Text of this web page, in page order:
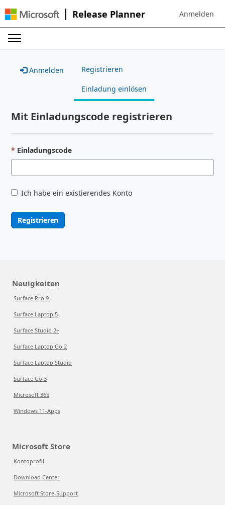
Release Planner Sign in to
Anmelden
Anmelden Registrieren
Einladung einlösen
Mit Einladungscode registrieren
Einladungscode
Ich habe ein existierendes Konto
Registrieren
Neuigkeiten
Surface Pro 9
Surface Laptop 5
Surface Studio 2+
Surface Laptop Go 2
Surface Laptop Studio
Surface Go 3
Microsoft 365
Windows 11-Apps
Microsoft Store
Kontoprofil
Download Center
Microsoft Store-Support